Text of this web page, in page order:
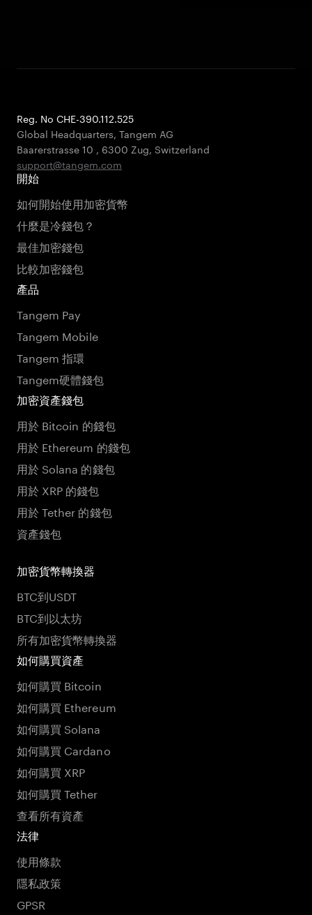
Reg. No CHE-390.112.525
Global Headquarters, Tangem AG
Baarerstrasse 10 , 6300 Zug, Switzerland
support@tangem.com
開始
如何開始使用加密貨幣
什麼是冷錢包？
最佳加密錢包
比較加密錢包
產品
Tangem Pay
Tangem Mobile
Tangem 指環
Tangem硬體錢包
加密資產錢包
用於 Bitcoin 的錢包
用於 Ethereum 的錢包
用於 Solana 的錢包
用於 XRP 的錢包
用於 Tether 的錢包
資產錢包
加密貨幣轉換器
BTC到USDT
BTC到以太坊
所有加密貨幣轉換器
如何購買資產
如何購買 Bitcoin
如何購買 Ethereum
如何購買 Solana
如何購買 Cardano
如何購買 XRP
如何購買 Tether
查看所有資產
法律
使用條款
隱私政策
GPSR